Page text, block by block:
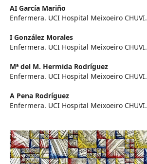
AI García Mariño
Enfermera. UCI Hospital Meixoeiro CHUVI.
I González Morales
Enfermera. UCI Hospital Meixoeiro CHUVI.
Mª del M. Hermida Rodríguez
Enfermera. UCI Hospital Meixoeiro CHUVI.
A Pena Rodríguez
Enfermera. UCI Hospital Meixoeiro CHUVI.